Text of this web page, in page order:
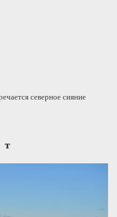
северное сияние
т